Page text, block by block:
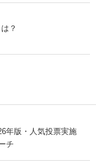
？
年版・人気投票実施
チ